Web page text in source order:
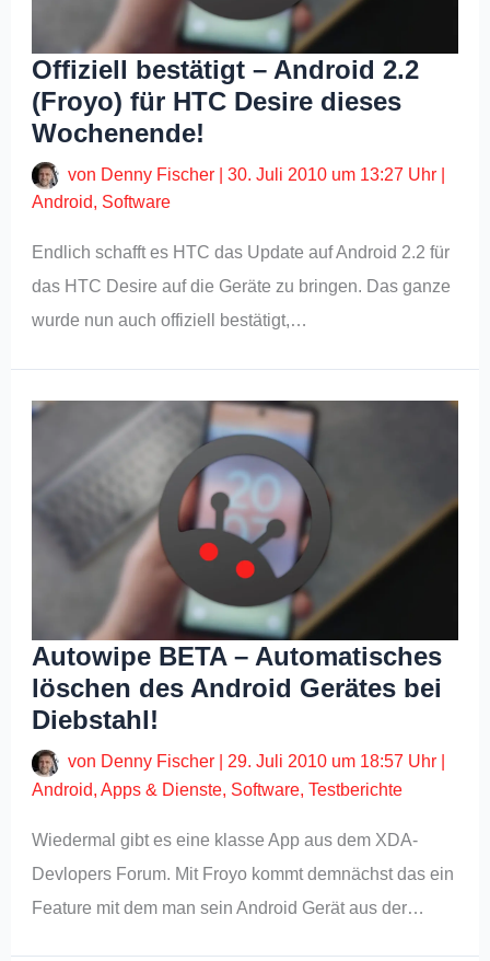
Offiziell bestätigt – Android 2.2
(Froyo) für HTC Desire dieses
Wochenende!
von Denny Fischer |30. Juli 2010 um 13:27 Uhr
Android, Software
Endlich schafft es HTC das Update auf Android 2.2 für
das HTC Desire auf die Geräte zu bringen. Das ganze
wurde nun auch offiziell bestätigt,…
Autowipe BETA – Automatisches
löschen des Android Gerätes bei
Diebstahl!
von Denny Fischer 29. Juli 2010 um 18:57 Uhr
Android,Apps & Dienste, Software,Testberichte
Wiedermal gibt es eine klasse App aus dem XDA-
Devlopers Forum. Mit Froyo kommt demnächst das ein
Feature mit dem man sein Android Gerät aus der…